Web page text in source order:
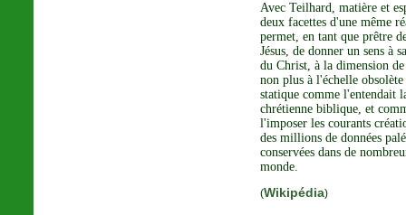
Avec Teilhard, matière et
deux facettes d'une même
permet, en tant que prêtre
Jésus, de donner un sens à
du Christ, à la dimension de
non plus à l'échelle
statique comme l'entendait
chrétienne biblique, et
l'imposer les courants
des millions de données
conservées dans de
monde.
(Wikipédia)